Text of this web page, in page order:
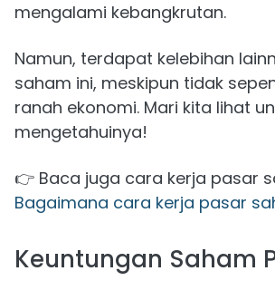
mengalami kebangkrutan.
Namun, terdapat kelebihan
saham ini, meskipun tidak
ranah ekonomi. Mari kita lihat
mengetahuinya!
👉 Baca juga cara kerja pasar
Bagaimana cara kerja pasar
Keuntungan Saham